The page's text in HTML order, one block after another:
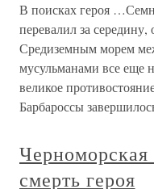
В поисках героя
перевалил за
Средиземным морем
мусульманами все еще
великое
Барбароссы
смерть героя